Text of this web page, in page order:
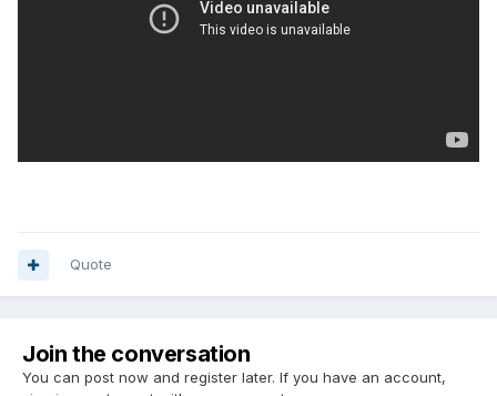
Quote
Join the conversation
You can post now and register later. If you have an account,